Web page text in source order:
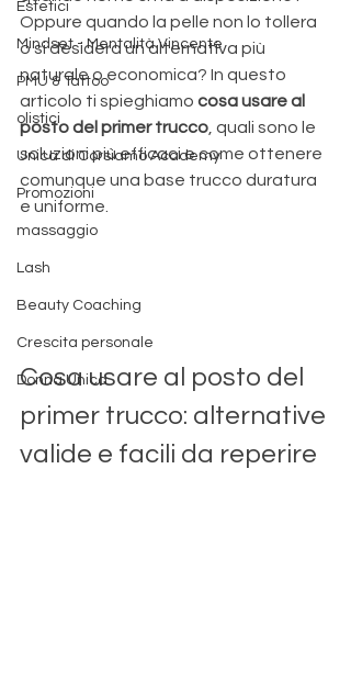
Estetici
Mindset - Mentalità Vincente
PMU & Tattoo
olistici
Unica di Corsiamo Academy
Promozioni
massaggio
Lash
Beauty Coaching
Crescita personale
Donna Unica
Oppure quando la pelle non lo tollera
o si desidera un'alternativa più
naturale o economica? In questo
articolo ti spieghiamo cosa usare al
posto del primer trucco, quali sono le
soluzioni più efficaci e come ottenere
comunque una base trucco duratura
e uniforme.
Cosa usare al posto del
primer trucco: alternative
valide e facili da reperire